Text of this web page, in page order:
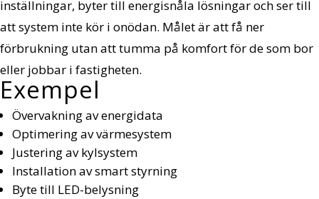
inställningar, byter till energisnåla lösningar och ser till
att system inte kör i onödan. Målet är att få ner
förbrukning utan att tumma på komfort för de som bor
eller jobbar i fastigheten.
Exempel
Övervakning av energidata
Optimering av värmesystem
Justering av kylsystem
Installation av smart styrning
Byte till LED-belysning